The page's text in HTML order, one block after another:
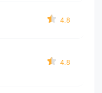
4.8
4.8